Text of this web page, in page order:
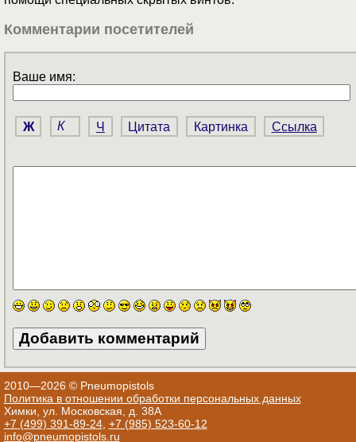
Комментарии посетителей
Ваше имя:
Ж К Ч Цитата Картинка Ссылка
2010—2026 © Pneumopistols
Политика в отношении обработки персональных данных
Химки, ул. Московская, д. 38А
+7 (499) 391-89-24, +7 (985) 523-60-12
info@pneumopistols.ru